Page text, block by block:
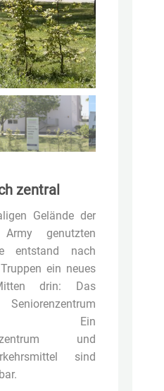
zentral
Gelände der
genutzten
entstand nach
ein neues
drin: Das
Ein
und
sind